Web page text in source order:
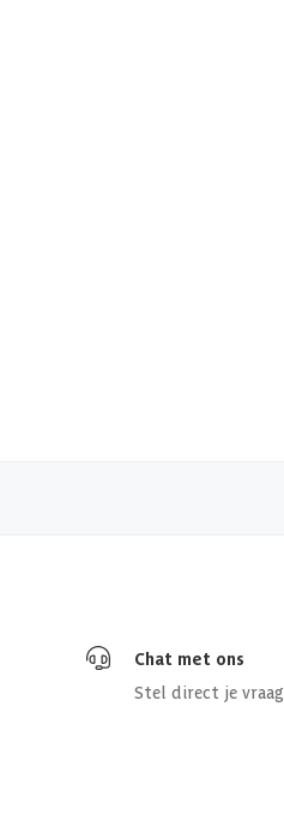
Chat met ons
Stel direct je vraag